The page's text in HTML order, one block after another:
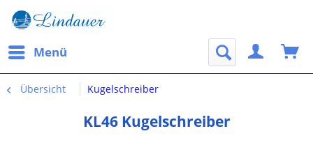
Menü
Übersicht Kugelschreiber
KL46 Kugelschreiber